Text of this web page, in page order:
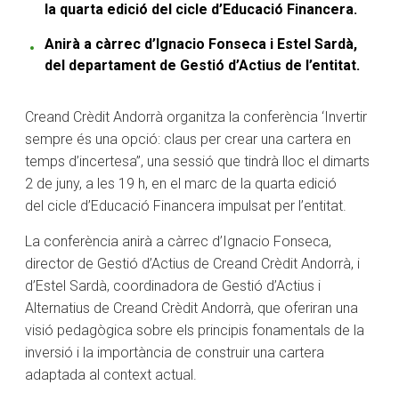
la quarta edició del cicle d’Educació Financera.
Anirà a càrrec d’Ignacio Fonseca i Estel Sardà,
del departament de Gestió d’Actius de l’entitat.
Creand Crèdit Andorrà organitza la conferència ‘Invertir
sempre és una opció: claus per crear una cartera en
temps d’incertesa”, una sessió que tindrà lloc el dimarts
2 de juny, a les 19 h, en el marc de la quarta edició
del cicle d’Educació Financera impulsat per l’entitat.
La conferència anirà a càrrec d’Ignacio Fonseca,
director de Gestió d’Actius de Creand Crèdit Andorrà, i
d’Estel Sardà, coordinadora de Gestió d’Actius i
Alternatius de Creand Crèdit Andorrà, que oferiran una
visió pedagògica sobre els principis fonamentals de la
inversió i la importància de construir una cartera
adaptada al context actual.